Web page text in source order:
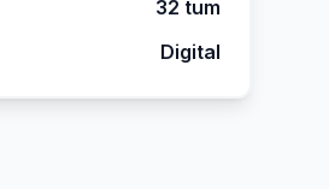
32 tum
Digital